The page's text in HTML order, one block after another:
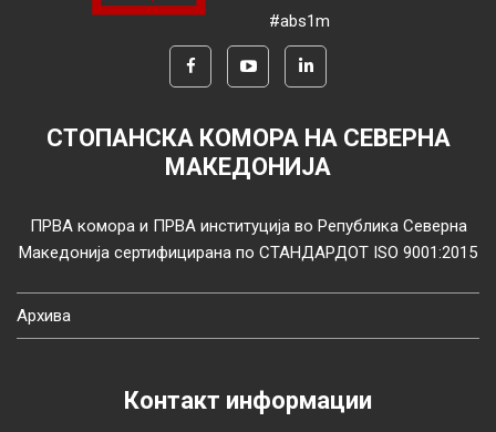
#abs1m
СТОПАНСКА КОМОРА НА СЕВЕРНА
МАКЕДОНИЈА
ПРВА комора и ПРВА институција во Република Северна
Македонија сертифицирана по СТАНДАРДОТ ISO 9001:2015
Архива
Контакт информации